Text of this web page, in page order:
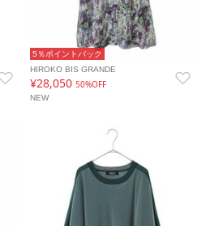
5％ポイントバック
HIROKO BIS GRANDE
¥28,05050%OFF
NEW